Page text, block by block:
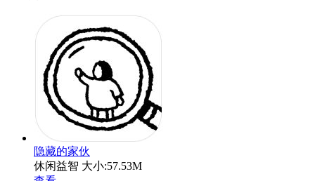
隐藏的家伙
休闲益智 大小:57.53M